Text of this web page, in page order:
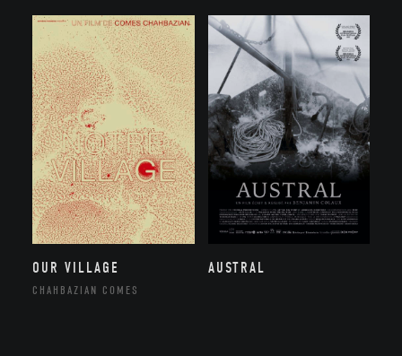
OUR VILLAGE
CHAHBAZIAN COMES
AUSTRAL